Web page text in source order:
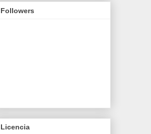
Followers
Licencia